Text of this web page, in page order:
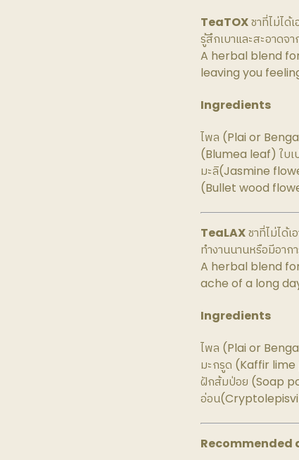
TeaTOXชาที่ไม่ได้
รู้สึกเบาและสะอาดจา
A herbal blend
leaving you
Ingredients
ไพล (Plai or
(Blumea leaf) ใบ
มะลิ(Jasmine
(Bullet wood
TeaLAXชาที่ไม่ได้เ
ทำงานนานหรือมีอาก
A herbal blend
ache of a long
Ingredients
ไพล (Plai or
มะกรูด (Kaffir
ฝักส้มป่อย (Soap
อ่อน
Recommended